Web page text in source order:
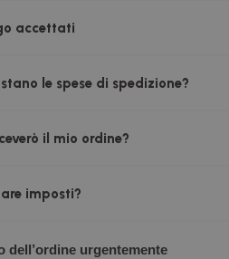
accettati
le spese di spedizione?
il mio ordine?
imposti?
dell’ordine urgentemente